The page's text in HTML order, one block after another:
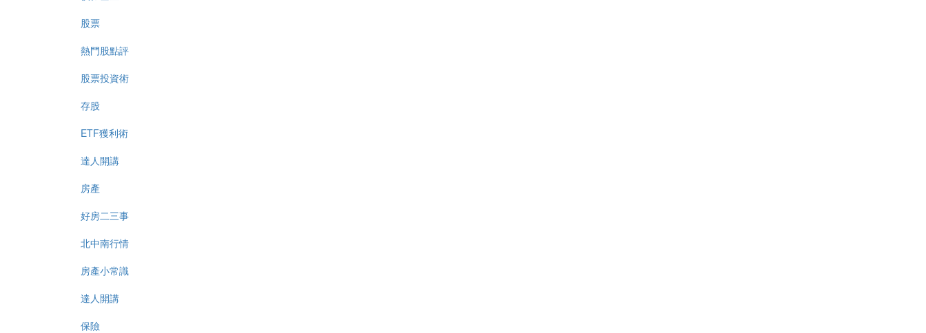
股票
熱門股點評
股票投資術
存股
ETF獲利術
達人開講
房產
好房二三事
北中南行情
房產小常識
達人開講
保險